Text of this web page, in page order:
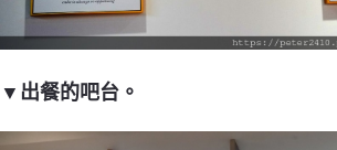
▼出餐的吧台。